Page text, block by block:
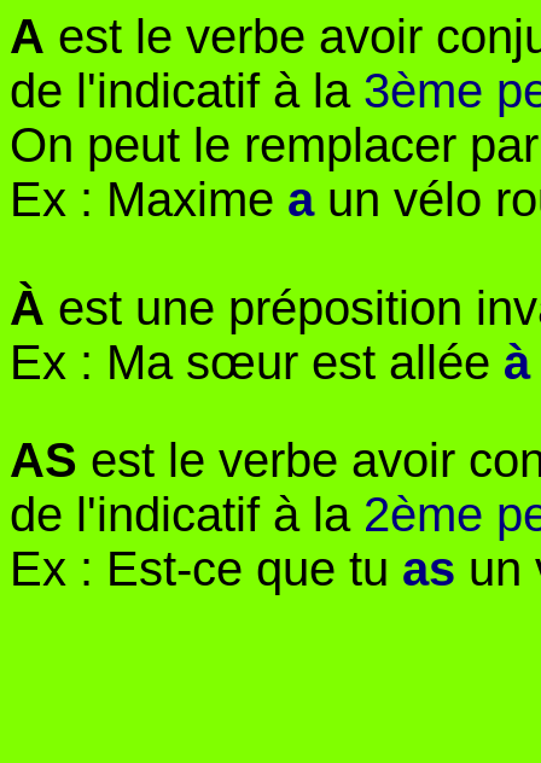
A est le verbe avoir
de l'indicatif à la 3ème
On peut le remplacer
Ex : Maxime a un vélo
À est une préposition
Ex : Ma sœur est allée à
AS est le verbe avoir
de l'indicatif à la 2ème
Ex : Est-ce que tu as un